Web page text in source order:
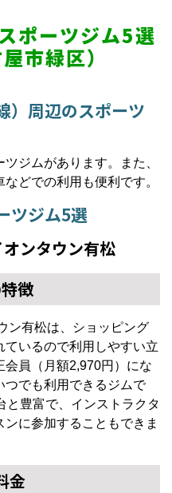
ポーツジム5選
市緑区）
）周辺のスポーツ
ジムがあります。また、
どでの利用も便利です。
ツジム5選
ンタウン有松
徴
ン有松は、ショッピング
いるので利用しやすい立
員（月額2,970円）にな
つでも利用できるジムで
と豊富で、インストラクタ
に参加することもできま
金